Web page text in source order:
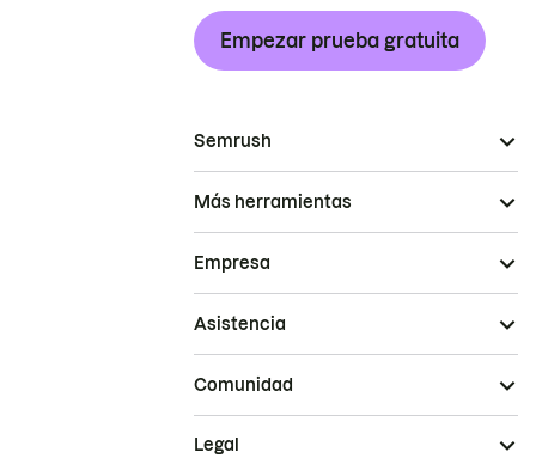
Empezar prueba gratuita
Semrush
Más herramientas
Empresa
Asistencia
Comunidad
Legal